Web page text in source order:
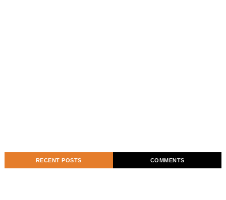
RECENT POSTS COMMENTS